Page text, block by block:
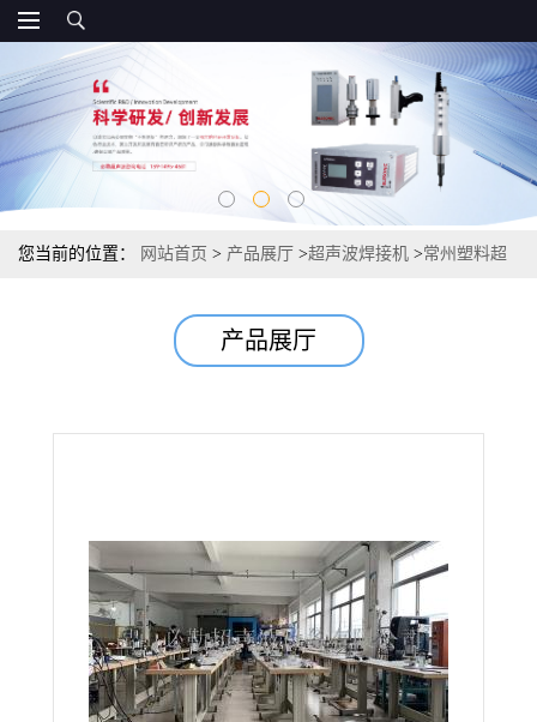
您当前的位置： 网站首页 > 产品展厅 >超声波焊接机 >常州塑料超
产品展厅